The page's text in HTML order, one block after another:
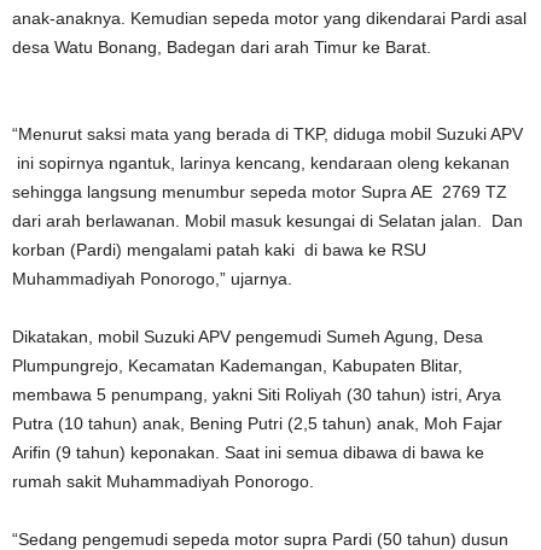
anak-anaknya. Kemudian sepeda motor yang dikendarai Pardi asal
desa Watu Bonang, Badegan dari arah Timur ke Barat.
“Menurut saksi mata yang berada di TKP, diduga mobil Suzuki APV
ini sopirnya ngantuk, larinya kencang, kendaraan oleng kekanan
sehingga langsung menumbur sepeda motor Supra AE 2769 TZ
dari arah berlawanan. Mobil masuk kesungai di Selatan jalan. Dan
korban (Pardi) mengalami patah kaki di bawa ke RSU
Muhammadiyah Ponorogo,” ujarnya.
Dikatakan, mobil Suzuki APV pengemudi Sumeh Agung, Desa
Plumpungrejo, Kecamatan Kademangan, Kabupaten Blitar,
membawa 5 penumpang, yakni Siti Roliyah (30 tahun) istri, Arya
Putra (10 tahun) anak, Bening Putri (2,5 tahun) anak, Moh Fajar
Arifin (9 tahun) keponakan. Saat ini semua dibawa di bawa ke
rumah sakit Muhammadiyah Ponorogo.
“Sedang pengemudi sepeda motor supra Pardi (50 tahun) dusun